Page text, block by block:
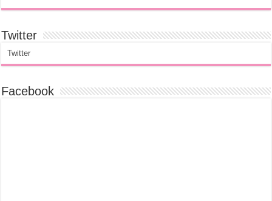
Twitter
Twitter
Facebook